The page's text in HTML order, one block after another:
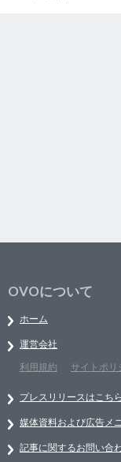
OVOについて
ホーム
運営会社
利用規約
サイトポリ
プレスリリースはこち
媒体資料および広告メ
記事に関するお問い合